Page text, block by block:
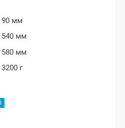
90 мм
540 мм
580 мм
3200 г